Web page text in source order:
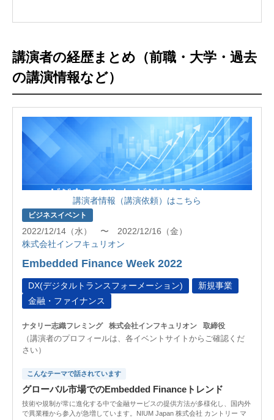
講演者の経歴まとめ（前職・大学・過去
の講演情報など）
講演者情報（講演依頼）はこちら
ビジネスイベント
2022/12/14（水） 〜 2022/12/16（金）
株式会社インフキュリオン
Embedded Finance Week 2022
DX(デジタルトランスフォーメーション)
新規事業
金融・ファイナンス
ナタリー志織フレミング 株式会社インフキュリオン 取締役
（講演者のプロフィールは、各イベントサイトからご確認くだ
さい）
こんなテーマで話されています
グローバル市場でのEmbedded Financeトレンド
技術や規制が常に進化する中で金融サービスの提供方法が多様化し、国内外
で異業種から参入が急増しています。NIUM Japan 株式会社 カントリー マ